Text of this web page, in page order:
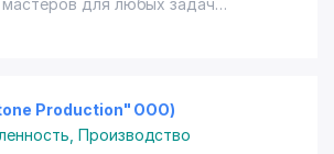
для любых задач
от хенди-мена для задачи на пол
техники, дом быта
Production" ООО)
Производство